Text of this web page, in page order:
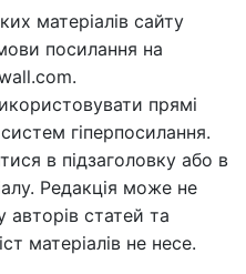
матеріалів сайту
посилання на
прямі
гіперпосилання.
в підзаголовку або в
Редакція може не
авторів статей та
матеріалів не несе.